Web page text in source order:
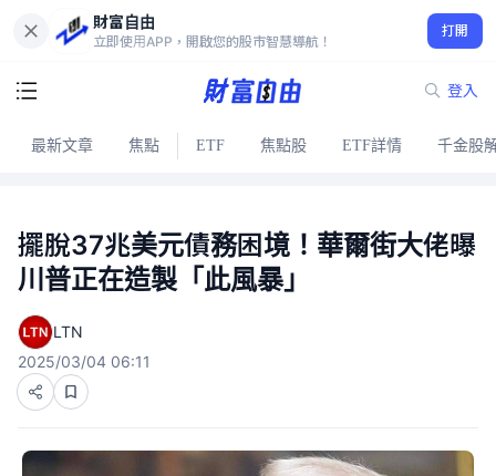
財富自由
立即使用APP，開啟您的股市智慧導航！
打開
登入
最新文章 焦點 ETF 焦點股 ETF詳情 千金股
擺脫37兆美元債務困境！華爾街大佬曝
川普正在造製「此風暴」
LTN
2025/03/04 06:11